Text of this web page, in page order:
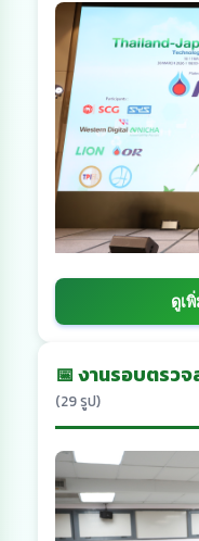
ดูเ
📅 งานรอบตรว
(29 รูป)